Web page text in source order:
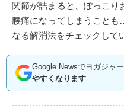
関節が詰まると、ぽっこり
腰痛になってしまうこと
なる解消法をチェックして
Google Newsでヨガジャ
やすくなります